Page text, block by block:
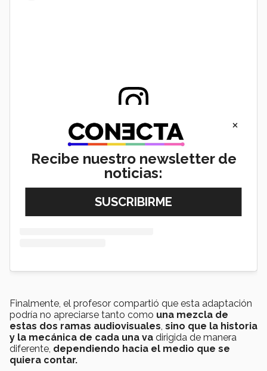
View this post on Instagram
Finalmente, el profesor compartió que esta adaptación
podría no apreciarse tanto como una mezcla de
estas dos ramas audiovisuales, sino que la historia
y la mecánica de cada una va dirigida de manera
diferente, dependiendo hacia el medio que se
quiera contar.
×
Recibe nuestro newsletter de
noticias: